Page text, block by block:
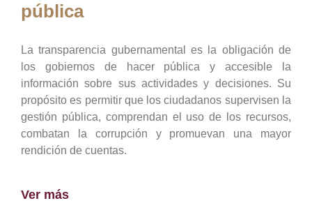
pública
La transparencia gubernamental es la obligación de
los gobiernos de hacer pública y accesible la
información sobre sus actividades y decisiones. Su
propósito es permitir que los ciudadanos supervisen la
gestión pública, comprendan el uso de los recursos,
combatan la corrupción y promuevan una mayor
rendición de cuentas.
Ver más